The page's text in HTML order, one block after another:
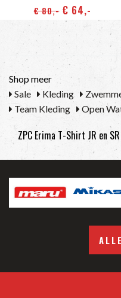
€ 80,-€ 64,-
Shop meer
Sale
Kleding
Team Kleding
Open
ZPC Erima T-Shirt JR en SR